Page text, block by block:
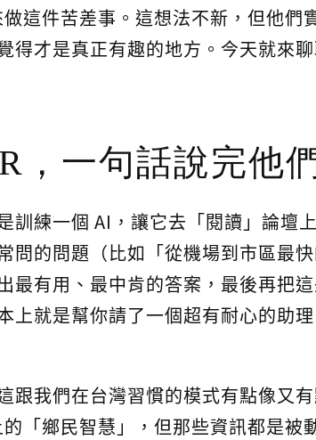
這件苦差事。這想法不新，但他們
得才是真正有趣的地方。今天就來
，一句話說完他
訓練一個 AI，讓它去「閱讀」論壇
問的問題（比如「從機場到市區最
最有用、最中肯的答案，最後再把
上就是幫你請了一個超有耐心的助
跟我們在台灣習慣的模式有點像又
「鄉民智慧」，但那些資訊都是被